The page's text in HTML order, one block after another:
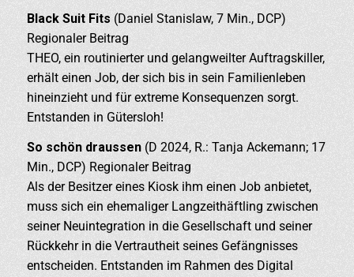
Black Suit Fits (Daniel Stanislaw, 7 Min., DCP)
Regionaler Beitrag
THEO, ein routinierter und gelangweilter Auftragskiller,
erhält einen Job, der sich bis in sein Familienleben
hineinzieht und für extreme Konsequenzen sorgt.
Entstanden in Gütersloh!
So schön draussen(D 2024, R.: Tanja Ackemann; 17
Min., DCP) Regionaler Beitrag
Als der Besitzer eines Kiosk ihm einen Job anbietet,
muss sich ein ehemaliger Langzeithäftling zwischen
seiner Neuintegration in die Gesellschaft und seiner
Rückkehr in die Vertrautheit seines Gefängnisses
entscheiden. Entstanden im Rahmen des Digital